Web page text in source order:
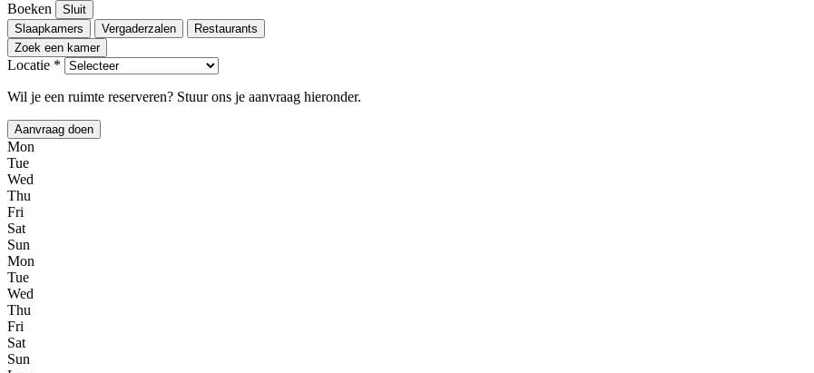
Boeken
Sluit
Slaapkamers
Vergaderzalen
Restaurants
Zoek een kamer
Locatie *
Wil je een ruimte reserveren? Stuur ons je aanvraag hieronder.
Aanvraag doen
Mon
Tue
Wed
Thu
Fri
Sat
Sun
Mon
Tue
Wed
Thu
Fri
Sat
Sun